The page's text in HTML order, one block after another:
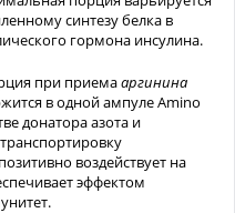
синтезу белка в
гормона инсулина.
при приемааргинина
в одной ампуле Amino
донатора азота и
воздействует на
эффектом